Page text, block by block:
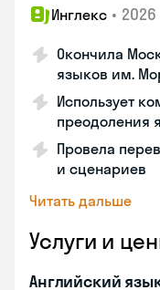
Инглекс • 2026
Окончила
языков им.
Использует
преодоления
Провела
и сценариев
Читать дальше
Услуги и
Английский